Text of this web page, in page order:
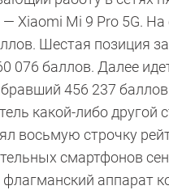
Xiaomi Mi 9 Pro 5G. На
Шестая позиция
076 баллов. Далее
456 237
какой-либо другой
восьмую строчку
смартфонов
флагманский аппарат